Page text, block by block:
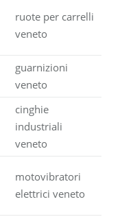
ruote per carrelli
veneto
guarnizioni
veneto
cinghie
industriali
veneto
motovibratori
elettrici veneto